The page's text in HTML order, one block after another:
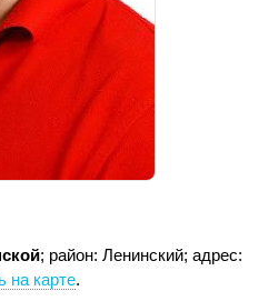
; район: Ленинский; адрес:
на карте.